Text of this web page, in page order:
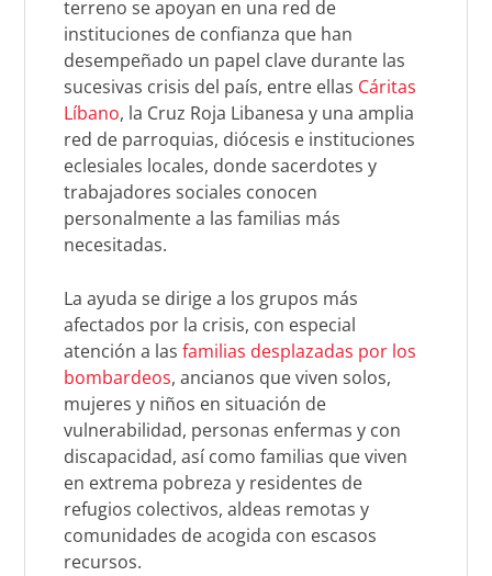
terreno se apoyan en una red de
instituciones de confianza que han
desempeñado un papel clave durante las
sucesivas crisis del país, entre ellas Cáritas
Líbano, la Cruz Roja Libanesa y una amplia
red de parroquias, diócesis e instituciones
eclesiales locales, donde sacerdotes y
trabajadores sociales conocen
personalmente a las familias más
necesitadas.
La ayuda se dirige a los grupos más
afectados por la crisis, con especial
atención a las familias desplazadas por los
bombardeos, ancianos que viven solos,
mujeres y niños en situación de
vulnerabilidad, personas enfermas y con
discapacidad, así como familias que viven
en extrema pobreza y residentes de
refugios colectivos, aldeas remotas y
comunidades de acogida con escasos
recursos.